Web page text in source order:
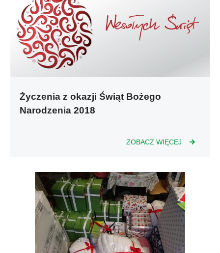
Życzenia z okazji Świąt Bożego
Narodzenia 2018
ZOBACZ WIĘCEJ